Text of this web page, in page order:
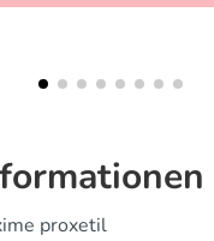
proxetil